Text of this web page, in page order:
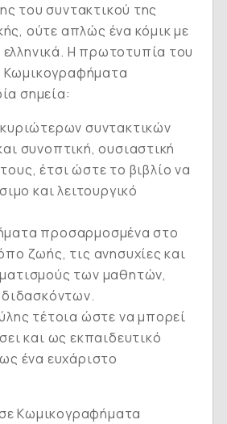
του συντακτικού της
ούτε απλώς ένα κόμικ με
H πρωτοτυπία του
Kωμικογραφήματα
σημεία:
συντακτικών
συνοπτική, ουσιαστική
έτσι ώστε το βιβλίο να
και λειτουργικό
προσαρμοσμένα στο
ζωής, τις ανησυχίες και
των μαθητών,
τέτοια ώστε να μπορεί
και ως εκπαιδευτικό
ένα ευχάριστο
Kωμικογραφήματα